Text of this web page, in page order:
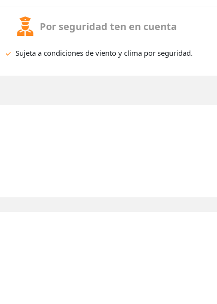
Por seguridad ten en cuenta
Sujeta a condiciones de viento y clima por seguridad.